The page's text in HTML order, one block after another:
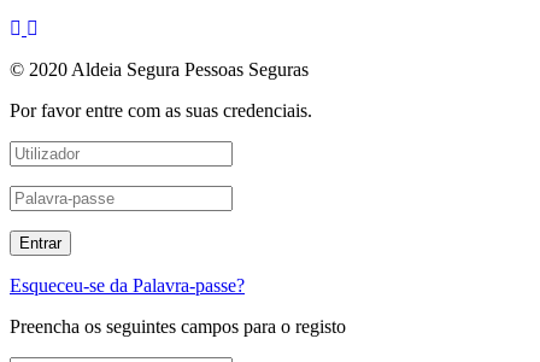
© 2020 Aldeia Segura Pessoas Seguras
Por favor entre com as suas credenciais.
Esqueceu-se da Palavra-passe?
Preencha os seguintes campos para o registo